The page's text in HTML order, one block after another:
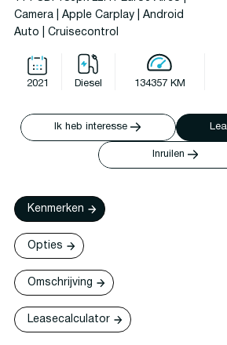
Camera | Apple Carplay | Android
Auto | Cruisecontrol
2021 Diesel 134357 KM
Ik heb interesse
Inruilen
Kenmerken
Opties
Omschrijving
Leasecalculator